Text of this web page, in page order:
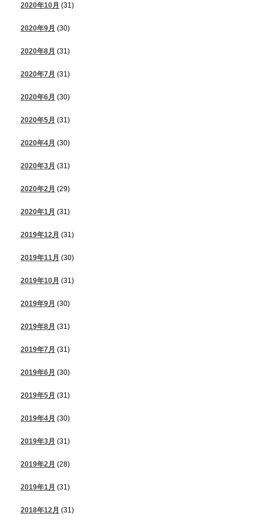
2020年10月 (31)
2020年9月 (30)
2020年8月 (31)
2020年7月 (31)
2020年6月 (30)
2020年5月 (31)
2020年4月 (30)
2020年3月 (31)
2020年2月 (29)
2020年1月 (31)
2019年12月 (31)
2019年11月 (30)
2019年10月 (31)
2019年9月 (30)
2019年8月 (31)
2019年7月 (31)
2019年6月 (30)
2019年5月 (31)
2019年4月 (30)
2019年3月 (31)
2019年2月 (28)
2019年1月 (31)
2018年12月 (31)